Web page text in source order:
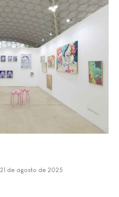
21 de agosto de 2025